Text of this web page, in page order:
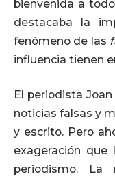
bienvenida a
destacaba la
fenómeno de las
influencia tienen
El periodista
noticias falsas y
y escrito. Pero
exageración
periodismo.